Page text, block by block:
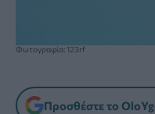
Φωτογραφία: 123rf
Προσθέστε το